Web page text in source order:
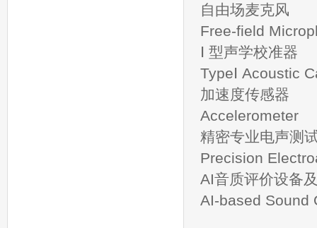
自由场麦克风
Free-field
Ⅰ 型声学校准器
TypeⅠ Acoustic
加速度传感器
Accelerometer
精密专业电声测
Precision
AI音质评价设备
AI-based Sound